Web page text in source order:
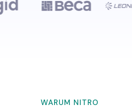
WARUM NITRO